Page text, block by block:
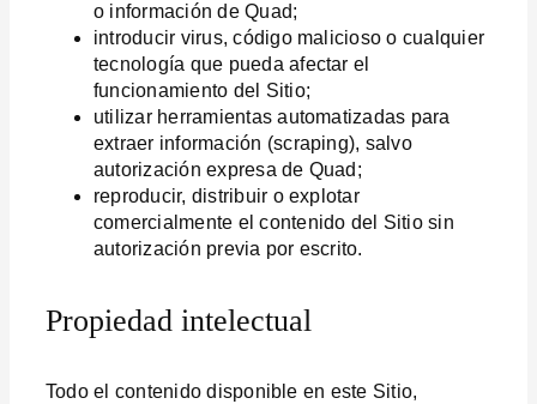
o información de Quad;
introducir virus, código malicioso o cualquier
tecnología que pueda afectar el
funcionamiento del Sitio;
utilizar herramientas automatizadas para
extraer información (scraping), salvo
autorización expresa de Quad;
reproducir, distribuir o explotar
comercialmente el contenido del Sitio sin
autorización previa por escrito.
Propiedad intelectual
Todo el contenido disponible en este Sitio,